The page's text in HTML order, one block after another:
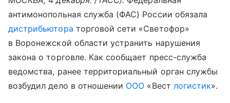
антимонопольная служба (ФАС) России обязала
дистрибьютора торговой сети «Светофор»
в Воронежской области устранить нарушения
закона о торговле. Как сообщает пресс-служба
ведомства, ранее территориальный орган службы
возбудил дело в отношении ООО «Вест логистик».